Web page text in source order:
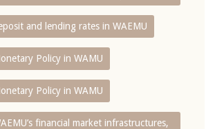
and lending rates in WAEMU
Policy in WAMU
Policy in WAMU
financial market infrastructures,